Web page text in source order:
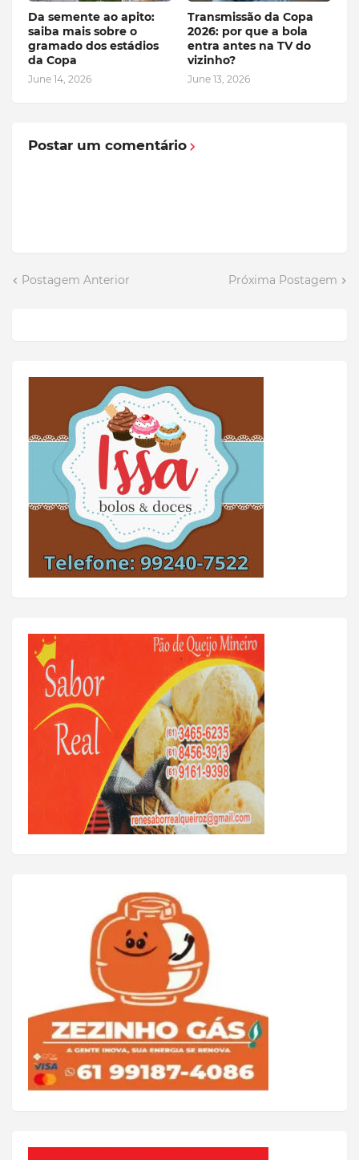
Da semente ao apito:
saiba mais sobre o
gramado dos estádios
da Copa
June 14, 2026
Transmissão da Copa
2026: por que a bola
entra antes na TV do
vizinho?
June 13, 2026
Postar um comentário
Postagem Anterior Próxima Postagem